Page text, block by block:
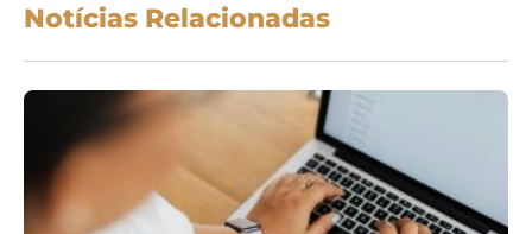
Notícias Relacionadas